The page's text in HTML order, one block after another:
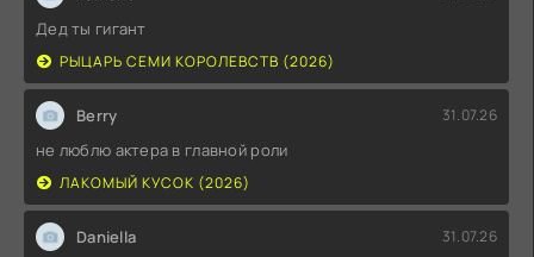
Дед ты гигант
РЫЦАРЬ СЕМИ КОРОЛЕВСТВ (2026)
Berry 31.07.26
не люблю актера в главной роли
ЛАКОМЫЙ КУСОК (2026)
Daniella 31.07.26